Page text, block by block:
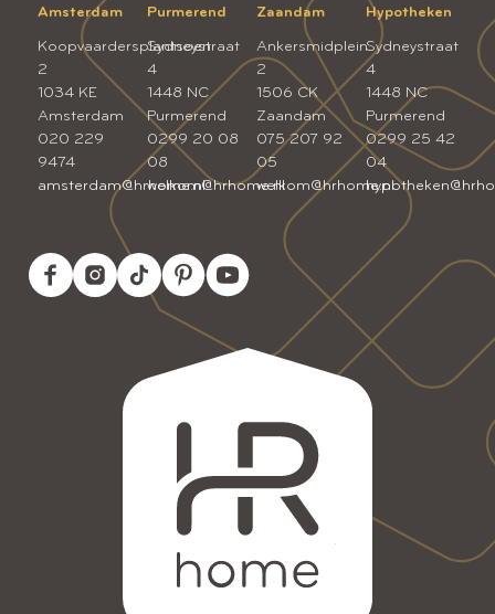
Amsterdam
Koopvaardersplantsoen
2
1034 KE
Amsterdam
020 229
9474
amsterdam@hrhome.nl
Purmerend
Sydneystraat
4
1448 NC
Purmerend
0299 20 08
08
welkom@hrhome.nl
Zaandam
Ankersmidplein
2
1506 CK
Zaandam
075 207 92
05
welkom@hrhome.nl
Hypotheken
Sydneystraat
4
1448 NC
Purmerend
0299 25 42
04